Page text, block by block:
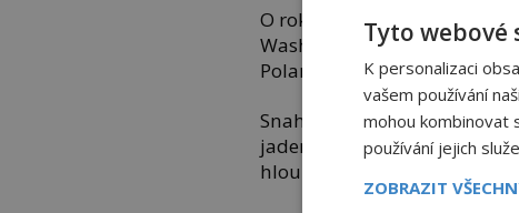
O rok později pak spustili
Washington, první ponorku
Polaris.
Snahou obou národů pak
jaderné ponorky, ale i
hloubek, aby byly jejich
Tyto webové
K personalizaci
vašem používání
mohou kombinovat
používání jejich
ZOBRAZIT